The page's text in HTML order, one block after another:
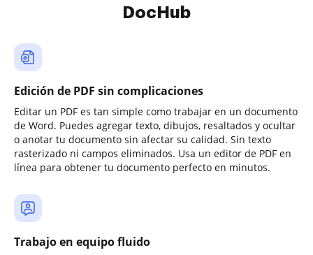
DocHub
Edición de PDF sin complicaciones
Editar un PDF es tan simple como trabajar en un documento
de Word. Puedes agregar texto, dibujos, resaltados y ocultar
o anotar tu documento sin afectar su calidad. Sin texto
rasterizado ni campos eliminados. Usa un editor de PDF en
línea para obtener tu documento perfecto en minutos.
Trabajo en equipo fluido